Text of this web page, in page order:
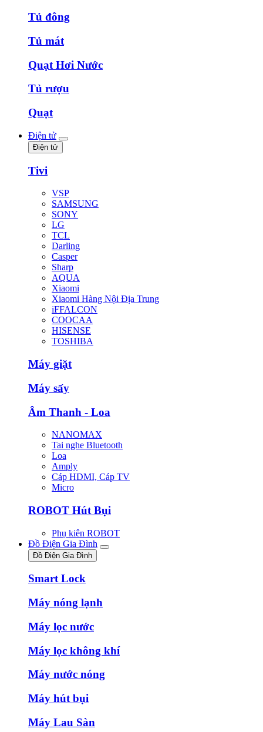
Tủ đông
Tủ mát
Quạt Hơi Nước
Tủ rượu
Quạt
Điện tử
Điện tử
Tivi
VSP
SAMSUNG
SONY
LG
TCL
Darling
Casper
Sharp
AQUA
Xiaomi
Xiaomi Hàng Nội Địa Trung
iFFALCON
COOCAA
HISENSE
TOSHIBA
Máy giặt
Máy sấy
Âm Thanh - Loa
NANOMAX
Tai nghe Bluetooth
Loa
Amply
Cáp HDMI, Cáp TV
Micro
ROBOT Hút Bụi
Phụ kiên ROBOT
Đồ Điện Gia Đình
Đồ Điện Gia Đình
Smart Lock
Máy nóng lạnh
Máy lọc nước
Máy lọc không khí
Máy nước nóng
Máy hút bụi
Máy Lau Sàn